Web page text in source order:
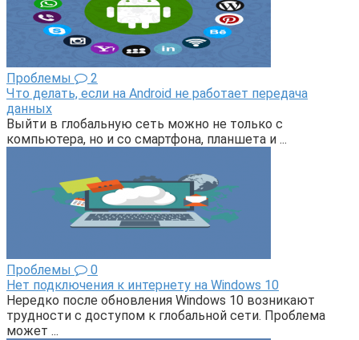
Проблемы
2
Что делать, если на Android не работает передача
данных
Выйти в глобальную сеть можно не только с
компьютера, но и со смартфона, планшета и ...
Проблемы
0
Нет подключения к интернету на Windows 10
Нередко после обновления Windows 10 возникают
трудности с доступом к глобальной сети. Проблема
может ...